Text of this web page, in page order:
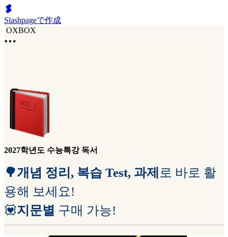
Slashpageで作成
OXBOX
2027학년도 수능특강 독서
🌳개념 정리, 복습 Test, 과제 로 바로 활
용해 보세요!
💟지문별 구매 가능!